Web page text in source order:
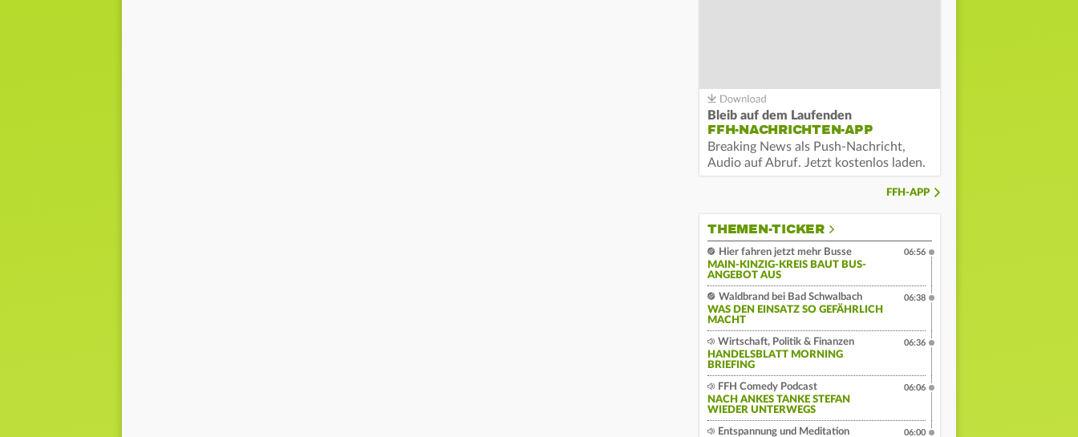
Bleib auf dem Laufenden
FFH-NACHRICHTEN-APP
Breaking News als Push-Nachricht,
Audio auf Abruf. Jetzt kostenlos laden.
FFH-APP
THEMEN-TICKER
Hier fahren jetzt mehr Busse
MAIN-KINZIG-KREIS BAUT BUS-
ANGEBOT AUS
06:56
Waldbrand bei Bad Schwalbach
WAS DEN EINSATZ SO GEFÄHRLICH
MACHT
06:38
Wirtschaft, Politik & Finanzen
HANDELSBLATT MORNING
BRIEFING
06:36
FFH Comedy Podcast
NACH ANKES TANKE STEFAN
WIEDER UNTERWEGS
06:06
Entspannung und Meditation 06:00